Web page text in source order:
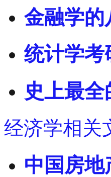
金融学的
统计学考
史上最
经济学相关
中国房地